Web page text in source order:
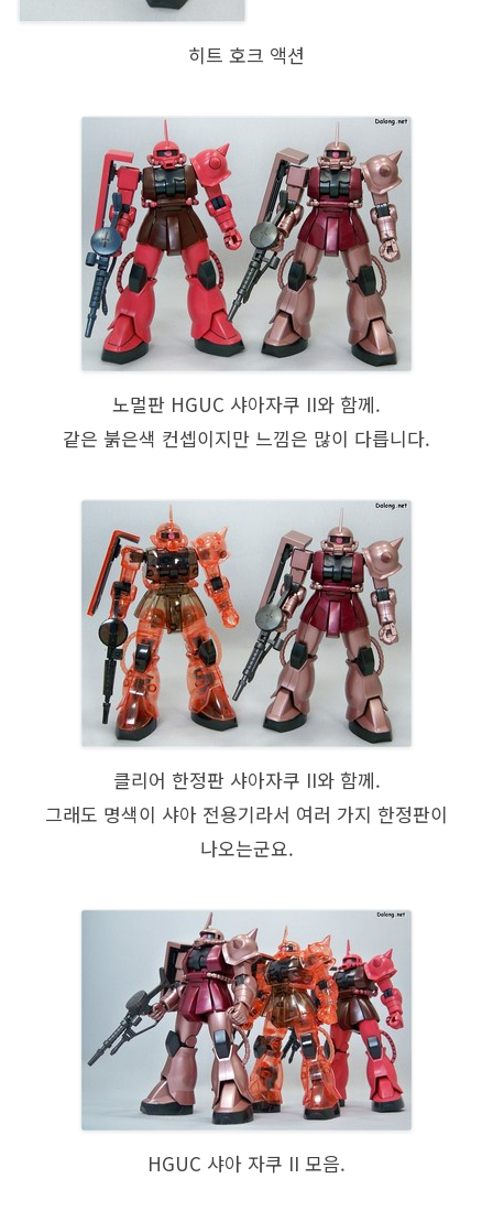
히트 호크 액션
노멀판 HGUC 샤아자쿠 II와 함께.
같은 붉은색 컨셉이지만 느낌은 많이 다릅니다.
클리어 한정판 샤아자쿠 II와 함께.
그래도 명색이 샤아 전용기라서 여러 가지 한정판이
나오는군요.
HGUC 샤아 자쿠 II 모음.